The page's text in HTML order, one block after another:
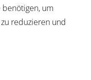
um
reduzieren und